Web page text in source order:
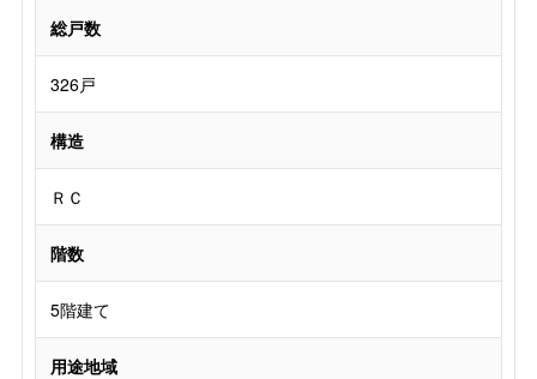
総戸数
326戸
構造
ＲＣ
階数
5階建て
用途地域